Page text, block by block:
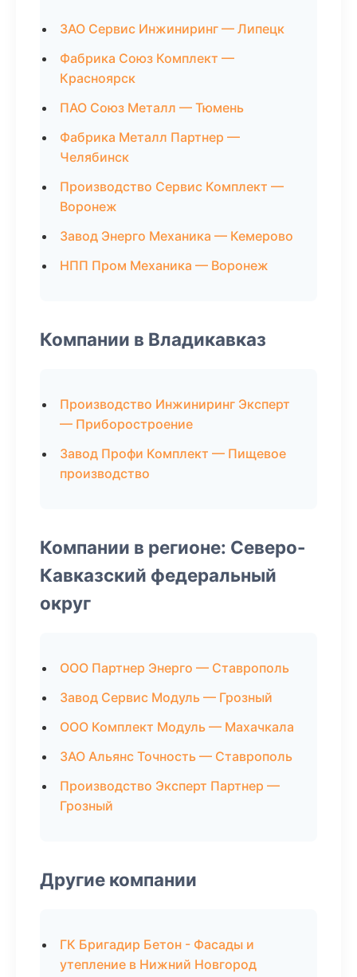
ЗАО Сервис Инжиниринг — Липецк
Фабрика Союз Комплект —
Красноярск
ПАО Союз Металл — Тюмень
Фабрика Металл Партнер —
Челябинск
Производство Сервис Комплект —
Воронеж
Завод Энерго Механика — Кемерово
НПП Пром Механика — Воронеж
Компании в Владикавказ
Производство Инжиниринг Эксперт
— Приборостроение
Завод Профи Комплект — Пищевое
производство
Компании в регионе: Северо-
Кавказский федеральный
округ
ООО Партнер Энерго — Ставрополь
Завод Сервис Модуль — Грозный
ООО Комплект Модуль — Махачкала
ЗАО Альянс Точность — Ставрополь
Производство Эксперт Партнер —
Грозный
Другие компании
ГК Бригадир Бетон - Фасады и
утепление в Нижний Новгород